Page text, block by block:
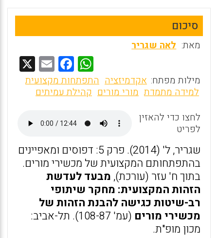
סיכום
מאת: לאה שגריר
W
h
at
A
p
p
F
a
ce
o
o
k
E
m
ai
מילות מפתח: אקדמיזציה התפתחות מקצועית
למידה מתמדת מורי מורים קהילת עמיתים
לחצו כדי להאזין
לפריט
שגריר, ל' (2014). פרק 5: דפוסים ומאפיינים
בהתפתחותם המקצועית של מכשירי מורים.
בתוך ח' עזר (עורכת), מבעד לעדשת
הזהות המקצועית: מחקר שיתופי
רב-שיטות כגישה להבנת הזהות של
מכשירי מורים
(עמ' 108-87). תל-אביב:
מכון מופ"ת.